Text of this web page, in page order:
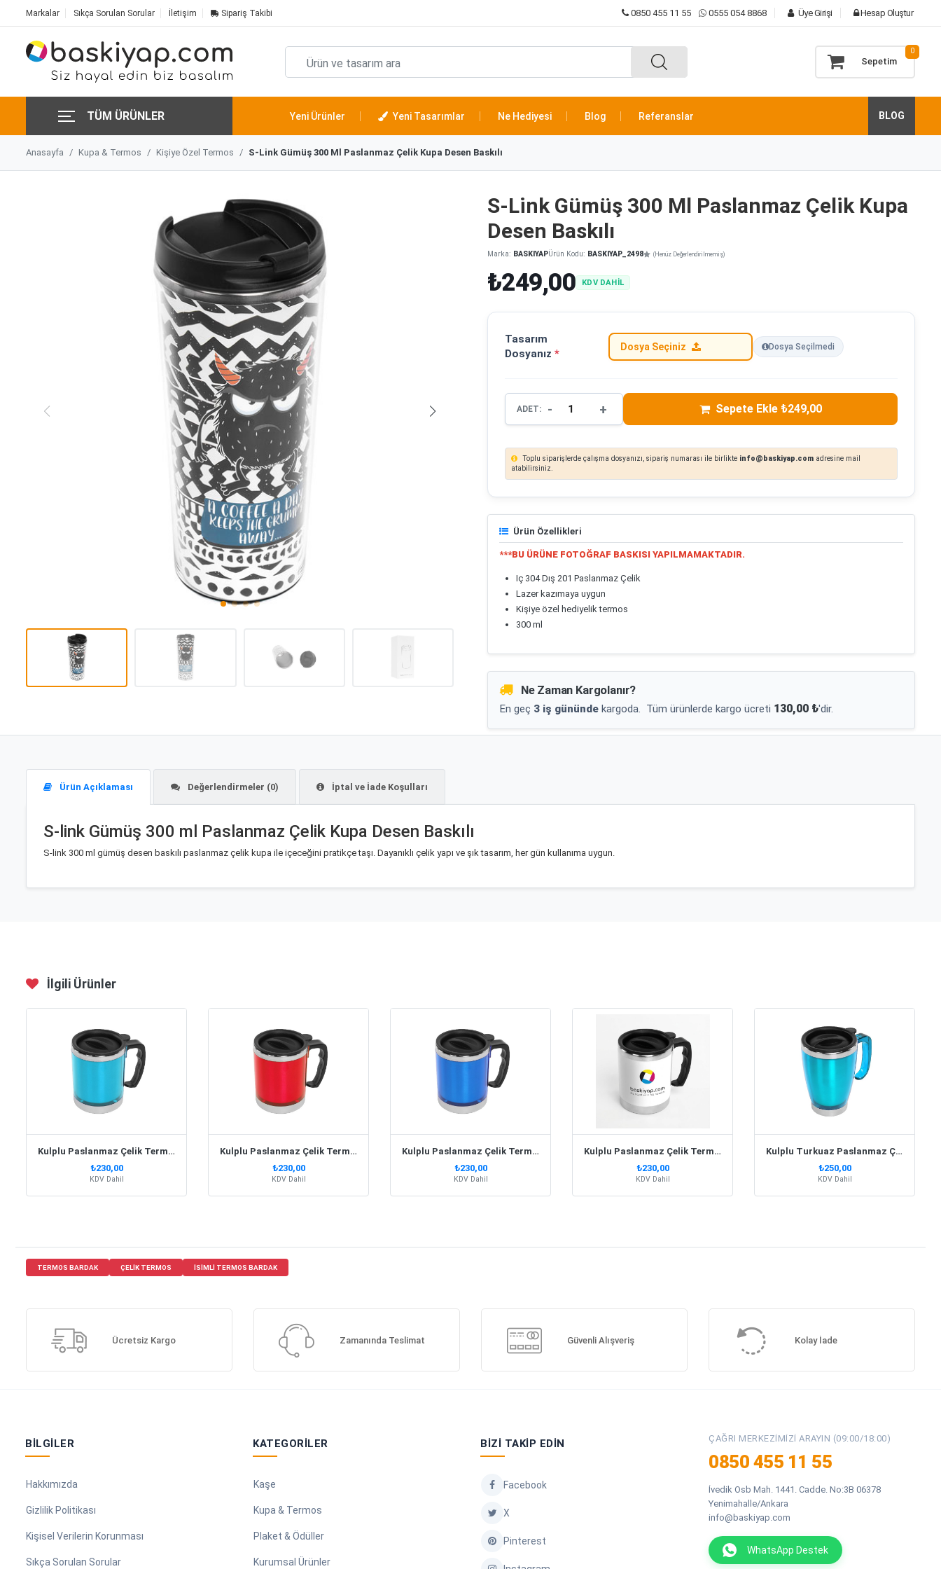
Markalar Sıkça Sorulan Sorular İletişim Sipariş Takibi 0850 455 11 55 0555 054 8868 Üye Girişi Hesap Oluştur
Sepetim
0
TÜM ÜRÜNLER Yeni Ürünler Yeni Tasarımlar Ne Hediyesi Blog Referanslar BLOG
Anasayfa Kupa & Termos Kişiye Özel Termos S-Link Gümüş 300 Ml Paslanmaz Çelik Kupa Desen Baskılı
S-Link Gümüş 300 Ml Paslanmaz Çelik Kupa
Desen Baskılı
Marka: BASKIYAPÜrün Kodu: BASKIYAP_2498 (Henüz Değerlendirilmemiş)
₺249,00 KDV DAHİL
Tasarım
Dosyanız *
Dosya Seçiniz Dosya Seçilmedi
ADET: - + Sepete Ekle ₺249,00
Toplu siparişlerde çalışma dosyanızı, sipariş numarası ile birlikte info@baskiyap.com adresine mail
atabilirsiniz.
Ürün Özellikleri
***BU ÜRÜNE FOTOĞRAF BASKISI YAPILMAMAKTADIR.
Iç 304 Dış 201 Paslanmaz Çelik
Lazer kazımaya uygun
Kişiye özel hediyelik termos
300 ml
Ne Zaman Kargolanır?
En geç 3 iş gününde kargoda. Tüm ürünlerde kargo ücreti 130,00 ₺'dir.
Ürün Açıklaması Değerlendirmeler (0) İptal ve İade Koşulları
S-link Gümüş 300 ml Paslanmaz Çelik Kupa Desen Baskılı
S-link 300 ml gümüş desen baskılı paslanmaz çelik kupa ile içeceğini pratikçe taşı. Dayanıklı çelik yapı ve şık tasarım, her gün kullanıma uygun.
İlgili Ürünler
Kulplu Paslanmaz Çelik Termos Kupa 330 Ml – Turkuaz
₺230,00
KDV Dahil
Kulplu Paslanmaz Çelik Termos Kupa 330 Ml – Kırmızı
₺230,00
KDV Dahil
Kulplu Paslanmaz Çelik Termos Kupa 330 Ml – Lacivert
₺230,00
KDV Dahil
Kulplu Paslanmaz Çelik Termos Kupa 330 Ml – Beyaz
₺230,00
KDV Dahil
Kulplu Turkuaz Paslanmaz Çelik Termos Kupa – 415 Ml
₺250,00
KDV Dahil
TERMOS BARDAK ÇELIK TERMOS ISIMLI TERMOS BARDAK
Ücretsiz Kargo Zamanında Teslimat Güvenli Alışveriş Kolay İade
BILGILER
Hakkımızda
Gizlilik Politikası
Kişisel Verilerin Korunması
Sıkça Sorulan Sorular
KATEGORILER
Kaşe
Kupa & Termos
Plaket & Ödüller
Kurumsal Ürünler
BIZI TAKIP EDIN
Facebook
X
Pinterest
ÇAĞRI MERKEZIMIZI ARAYIN (09:00/18:00)
0850 455 11 55
İvedik Osb Mah. 1441. Cadde. No:3B 06378
Yenimahalle/Ankara
info@baskiyap.com
WhatsApp Destek